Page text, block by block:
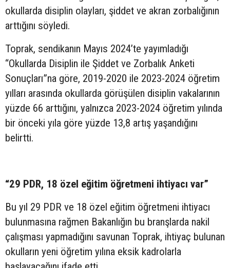
okullarda disiplin olayları, şiddet ve akran zorbalığının
arttığını söyledi.
Toprak, sendikanın Mayıs 2024’te yayımladığı
“Okullarda Disiplin ile Şiddet ve Zorbalık Anketi
Sonuçları”na göre, 2019-2020 ile 2023-2024 öğretim
yılları arasında okullarda görüşülen disiplin vakalarının
yüzde 66 arttığını, yalnızca 2023-2024 öğretim yılında
bir önceki yıla göre yüzde 13,8 artış yaşandığını
belirtti.
“29 PDR, 18 özel eğitim öğretmeni ihtiyacı var”
Bu yıl 29 PDR ve 18 özel eğitim öğretmeni ihtiyacı
bulunmasına rağmen Bakanlığın bu branşlarda nakil
çalışması yapmadığını savunan Toprak, ihtiyaç bulunan
okulların yeni öğretim yılına eksik kadrolarla